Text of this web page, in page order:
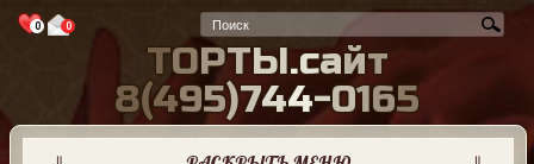
0 0
ТОРТЫ.сайт
8(495)744-0165